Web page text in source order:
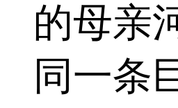
的母亲
同一条